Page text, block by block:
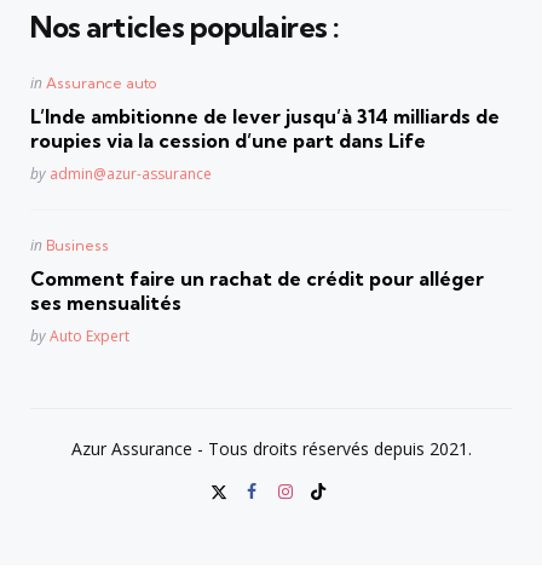
Nos articles populaires :
Posted
in Assurance auto
L’Inde ambitionne de lever jusqu’à 314 milliards de
roupies via la cession d’une part dans Life
Posted
by admin@azur-assurance
Posted
in Business
Comment faire un rachat de crédit pour alléger
ses mensualités
Posted
byAuto Expert
Azur Assurance - Tous droits réservés depuis 2021.